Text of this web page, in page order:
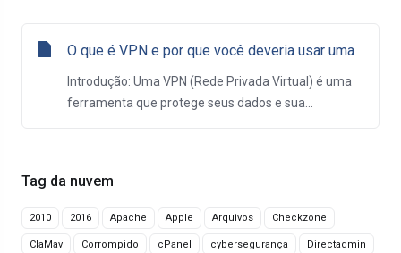
Tag da nuvem
2010 2016 Apache Apple Arquivos Checkzone
ClaMav Corrompido cPanel cybersegurança Directadmin
O que é VPN e por que você deveria usar uma
Introdução: Uma VPN (Rede Privada Virtual) é uma
ferramenta que protege seus dados e sua...